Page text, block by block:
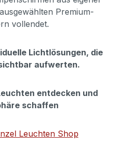
Premium-
vollendet.
Lichtlösungen, die
aufwerten.
entdecken und
schaffen
Leuchten Shop